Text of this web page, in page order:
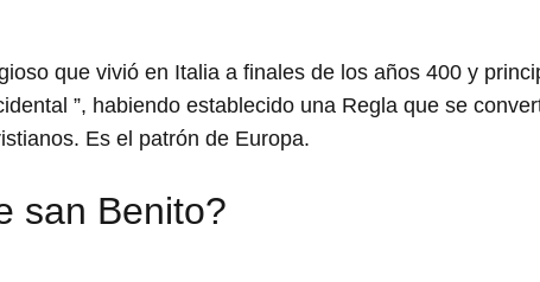
que vivió en Italia a finales de los años 400 y
”, habiendo establecido una Regla que se
Es el patrón de Europa.
san Benito?